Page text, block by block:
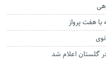
هفت پرواز
گلستان اعلام شد